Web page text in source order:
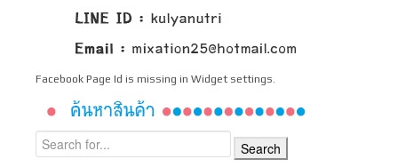
Facebook Page Id is missing in Widget settings.